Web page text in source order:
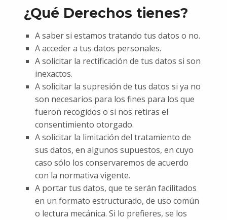
¿Qué Derechos tienes?
A saber si estamos tratando tus datos o no.
A acceder a tus datos personales.
A solicitar la rectificación de tus datos si son
inexactos.
A solicitar la supresión de tus datos si ya no
son necesarios para los fines para los que
fueron recogidos o si nos retiras el
consentimiento otorgado.
A solicitar la limitación del tratamiento de
sus datos, en algunos supuestos, en cuyo
caso sólo los conservaremos de acuerdo
con la normativa vigente.
A portar tus datos, que te serán facilitados
en un formato estructurado, de uso común
o lectura mecánica. Si lo prefieres, se los